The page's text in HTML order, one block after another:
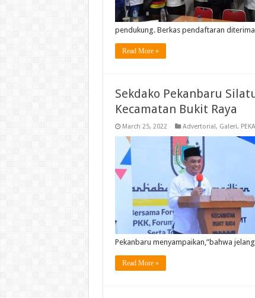
pendukung. Berkas pendaftaran
Read More »
Sekdako Pekanbaru
Kecamatan Bukit Raya
March 25, 2022 Advertorial, Galeri,
Pekanbaru menyampaikan,”bahwa
Read More »